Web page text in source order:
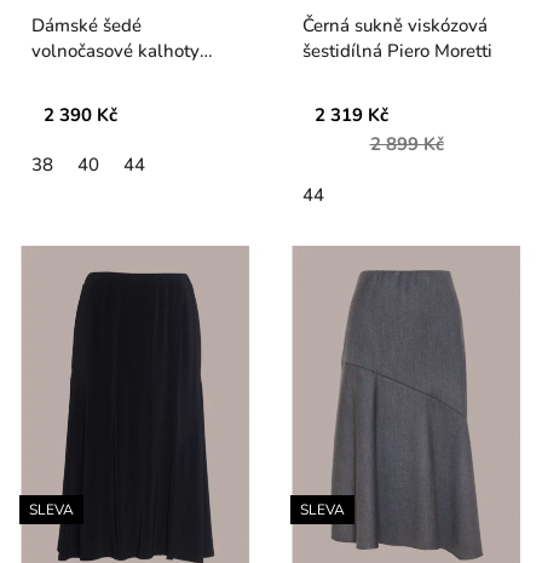
Dámské šedé
volnočasové kalhoty
2 390 Kč
38 40 44
Černá sukně viskózová
šestidílná Piero Moretti
2 319 Kč
2 899 Kč
44
SLEVA SLEVA